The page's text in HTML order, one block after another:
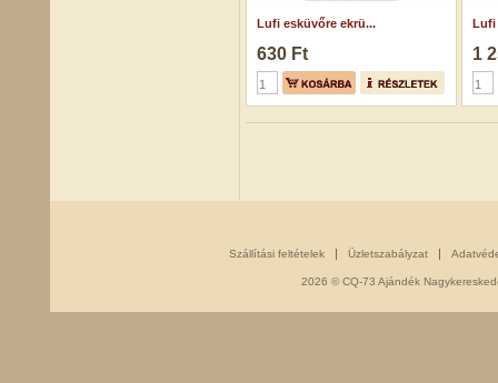
Lufi esküvőre ekrü...
630 Ft
Lufi
1
Szállítási feltételek Üzletszabályzat
2026 © CQ-73 Ajándék